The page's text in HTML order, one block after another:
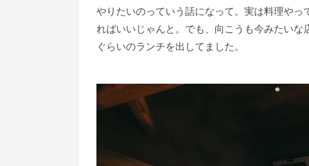
やりたいのっていう話になって。実は料理や
ればいいじゃんと。でも、向こうも今みたい
ぐらいのランチを出してました。